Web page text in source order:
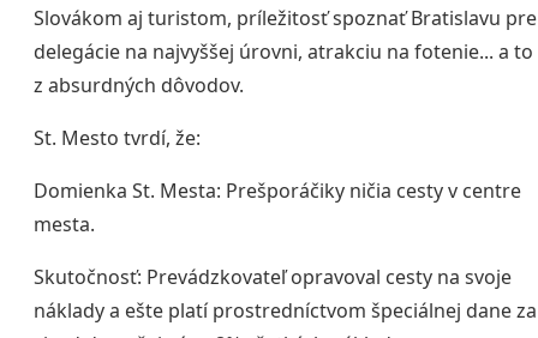
Slovákom aj turistom, príležitosť spoznať Bratislavu pre
delegácie na najvyššej úrovni, atrakciu na fotenie... a to
z absurdných dôvodov.
St. Mesto tvrdí, že:
Domienka St. Mesta: Prešporáčiky ničia cesty v centre
mesta.
Skutočnosť: Prevádzkovateľ opravoval cesty na svoje
náklady a ešte platí prostredníctvom špeciálnej dane za